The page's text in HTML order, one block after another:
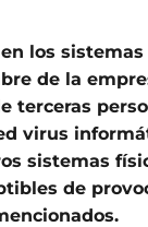
los
de la
terceras
virus
sistemas
de